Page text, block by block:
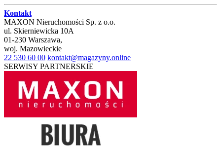
Kontakt
MAXON Nieruchomości Sp. z o.o.
ul. Skierniewicka 10A
01-230 Warszawa,
woj. Mazowieckie
22 530 60 00 kontakt@magazyny.online
SERWISY PARTNERSKIE